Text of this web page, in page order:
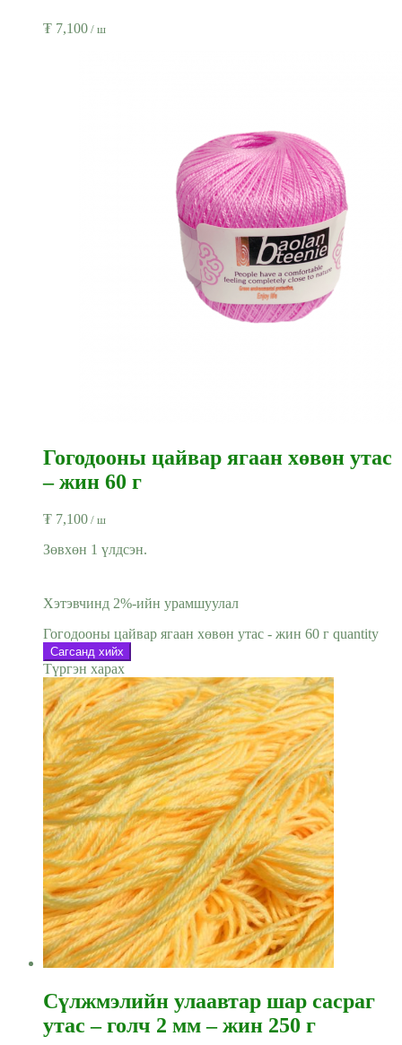
₮ 7,100 / ш
Гогодооны цайвар ягаан хөвөн утас
– жин 60 г
₮ 7,100 / ш
Зөвхөн 1 үлдсэн.
Хэтэвчинд 2%-ийн урамшуулал
Гогодооны цайвар ягаан хөвөн утас - жин 60 г quantity
Сагсанд хийх
Түргэн харах
Сүлжмэлийн улаавтар шар сасраг
утас – голч 2 мм – жин 250 г